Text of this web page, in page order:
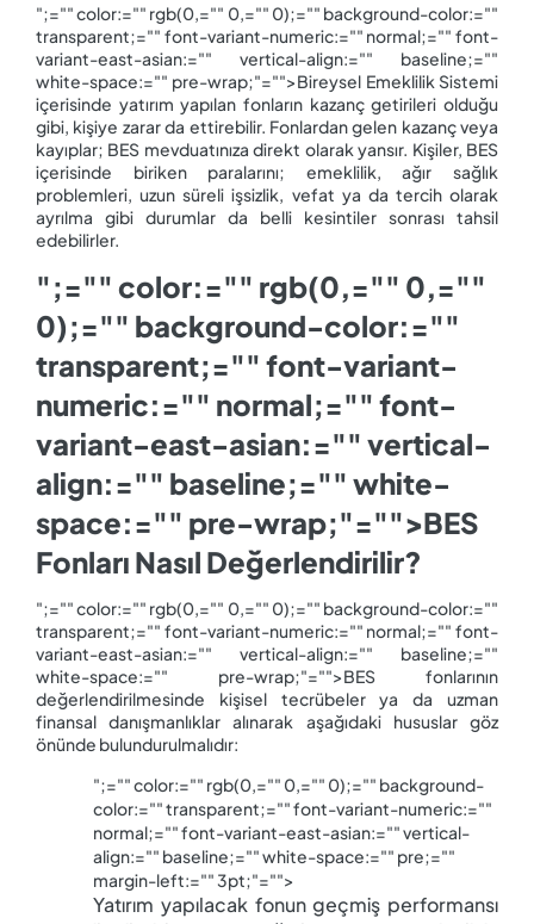
";="" color:="" rgb(0,="" 0,="" 0);="" background-color:=""
transparent;="" font-variant-numeric:="" normal;="" font-
variant-east-asian:="" vertical-align:="" baseline;=""
white-space:="" pre-wrap;"="">Bireysel Emeklilik Sistemi
içerisinde yatırım yapılan fonların kazanç getirileri olduğu
gibi, kişiye zarar da ettirebilir. Fonlardan gelen kazanç veya
kayıplar; BES mevduatınıza direkt olarak yansır. Kişiler, BES
içerisinde biriken paralarını; emeklilik, ağır sağlık
problemleri, uzun süreli işsizlik, vefat ya da tercih olarak
ayrılma gibi durumlar da belli kesintiler sonrası tahsil
edebilirler.
";="" color:="" rgb(0,="" 0,=""
0);="" background-color:=""
transparent;="" font-variant-
numeric:="" normal;="" font-
variant-east-asian:="" vertical-
align:="" baseline;="" white-
space:="" pre-wrap;"="">BES
Fonları Nasıl Değerlendirilir?
";="" color:="" rgb(0,="" 0,="" 0);="" background-color:=""
transparent;="" font-variant-numeric:="" normal;="" font-
variant-east-asian:="" vertical-align:="" baseline;=""
white-space:="" pre-wrap;"="">BES fonlarının
değerlendirilmesinde kişisel tecrübeler ya da uzman
finansal danışmanlıklar alınarak aşağıdaki hususlar göz
önünde bulundurulmalıdır:
";="" color:="" rgb(0,="" 0,="" 0);="" background-
color:="" transparent;="" font-variant-numeric:=""
normal;="" font-variant-east-asian:="" vertical-
align:="" baseline;="" white-space:="" pre;=""
margin-left:="" 3pt;"="">
Yatırım yapılacak fonun geçmiş performansı